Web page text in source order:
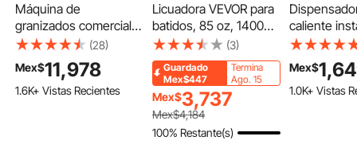
Características clave
Máquina de
granizados comercial
VEVOR, máquina de
bebidas congeladas
con un solo tanque de
12 L, máquina de acero
(28)
Mex$11,978
1.6K+ Vistas Recientes
Licuadora VEVOR para
batidos, 85 oz, 1400
W, licuadora
profesional con motor
potente, licuadora
multifuncional para
procesar alimentos
con cubierta antirruido
para batidos, zumos y
(3)
Guardado
Mex$447
Termina
Ago. 15
Mex$3,737
Mex$4,184
100% Restante(s)
caliente
VEVOR,
de agua
sobremesa
Mex$
1.0K+ Vistas